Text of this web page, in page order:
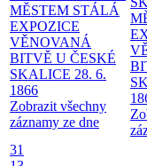
MĚSTEM STÁLÁ
EXPOZICE
VĚNOVANÁ
BITVĚ U ČESKÉ
SKALICE 28. 6.
1866
Zobrazit všechny
záznamy ze dne
31